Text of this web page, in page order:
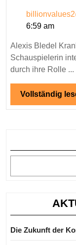
6:59 am
Alexis Bledel
Schauspielerin
durch ihre Rolle ...
Vollständig
Die Zukunft der